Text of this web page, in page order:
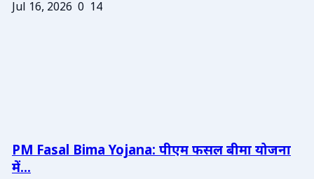
Jul 16, 2026 0 14
PM Fasal Bima Yojana: पीएम फसल बीमा योजना
में...